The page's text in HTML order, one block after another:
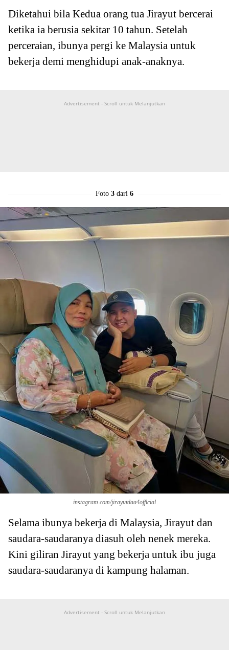
Diketahui bila Kedua orang tua Jirayut bercerai
ketika ia berusia sekitar 10 tahun. Setelah
perceraian, ibunya pergi ke Malaysia untuk
bekerja demi menghidupi anak-anaknya.
Advertisement - Scroll untuk Melanjutkan
Foto 3 dari 6
instagram.com/jirayutdaa4official
Selama ibunya bekerja di Malaysia, Jirayut dan
saudara-saudaranya diasuh oleh nenek mereka.
Kini giliran Jirayut yang bekerja untuk ibu juga
saudara-saudaranya di kampung halaman.
Advertisement - Scroll untuk Melanjutkan